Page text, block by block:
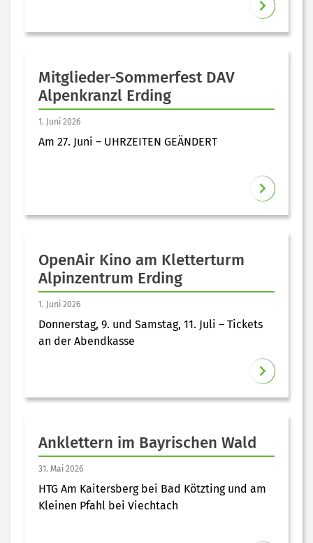
Mitglieder-Sommerfest DAV
Alpenkranzl Erding
1. Juni 2026
Am 27. Juni – UHRZEITEN GEÄNDERT
OpenAir Kino am Kletterturm
Alpinzentrum Erding
1. Juni 2026
Donnerstag, 9. und Samstag, 11. Juli – Tickets
an der Abendkasse
Anklettern im Bayrischen Wald
31. Mai 2026
HTG Am Kaitersberg bei Bad Kötzting und am
Kleinen Pfahl bei Viechtach